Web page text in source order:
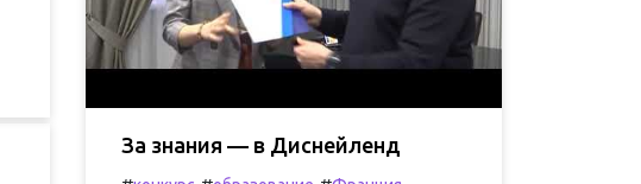
За знания — в Диснейленд